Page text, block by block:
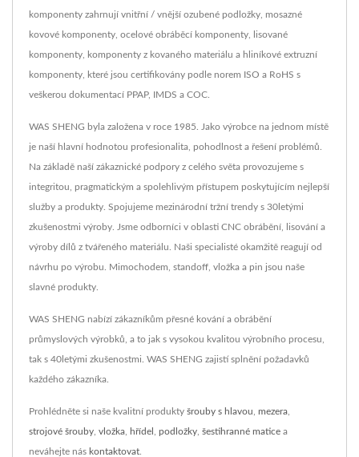
komponenty zahrnují vnitřní / vnější ozubené podložky, mosazné
kovové komponenty, ocelové obráběcí komponenty, lisované
komponenty, komponenty z kovaného materiálu a hliníkové extruzní
komponenty, které jsou certifikovány podle norem ISO a RoHS s
veškerou dokumentací PPAP, IMDS a COC.
WAS SHENG byla založena v roce 1985. Jako výrobce na jednom místě
je naší hlavní hodnotou profesionalita, pohodlnost a řešení problémů.
Na základě naší zákaznické podpory z celého světa provozujeme s
integritou, pragmatickým a spolehlivým přístupem poskytujícím nejlepší
služby a produkty. Spojujeme mezinárodní tržní trendy s 30letými
zkušenostmi výroby. Jsme odborníci v oblasti CNC obrábění, lisování a
výroby dílů z tvářeného materiálu. Naši specialisté okamžitě reagují od
návrhu po výrobu. Mimochodem, standoff, vložka a pin jsou naše
slavné produkty.
WAS SHENG nabízí zákazníkům přesné kování a obrábění
průmyslových výrobků, a to jak s vysokou kvalitou výrobního procesu,
tak s 40letými zkušenostmi. WAS SHENG zajistí splnění požadavků
každého zákazníka.
Prohlédněte si naše kvalitní produkty šrouby s hlavou mezera
strojové šrouby vložka hřídel podložky šestihranné matice a
neváhejte nás kontaktovat